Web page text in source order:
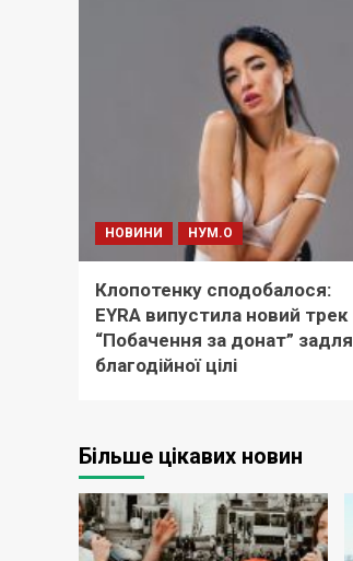
НОВИНИ НУМ.О
Клопотенку сподобалося:
EYRA випустила новий трек
“Побачення за донат” задля
благодійної цілі
Більше цікавих новин